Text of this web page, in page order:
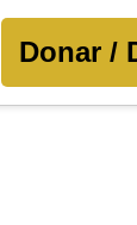
Donar /